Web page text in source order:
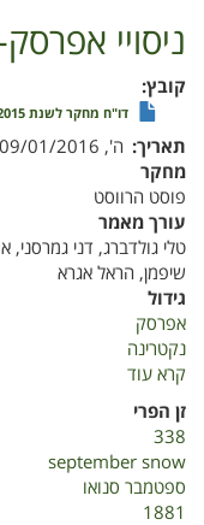
ניסויי
קובץ
דו"ח מחקר לשנת 2015
תאריך ה', 09/01/2016 - 12:00
מחקר
פוסט הרווסט
עורך מאמר
טלי גולדברג, דני גמרסני,
שיפמן, הראל אגרא
גידול
אפרסק
נקטרינה
קרא עוד
זן הפרי
338
september snow
ספטמבר סנואו
1881